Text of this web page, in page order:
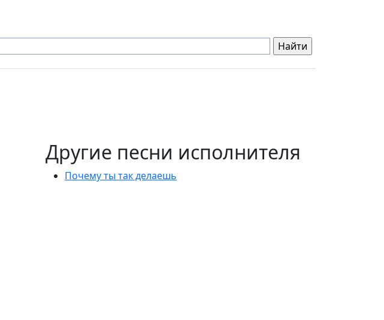
Другие песни исполнителя
Почему ты так делаешь